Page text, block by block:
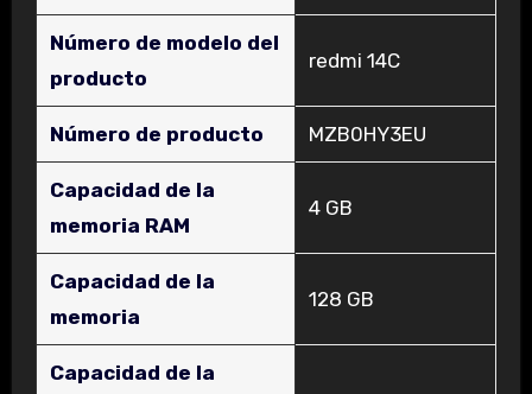
Número de modelo del
producto
‎redmi 14C
Número de producto ‎MZB0HY3EU
Capacidad de la
memoria RAM
‎4 GB
Capacidad de la
memoria
‎128 GB
Capacidad de la